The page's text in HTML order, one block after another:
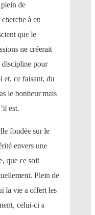
plein de
à en
que le
ne créerait
discipline pour
et, ce faisant, du
le bonheur mais
est.
fondée sur le
envers une
que ce soit
Plein de
la vie a offert les
celui-ci a